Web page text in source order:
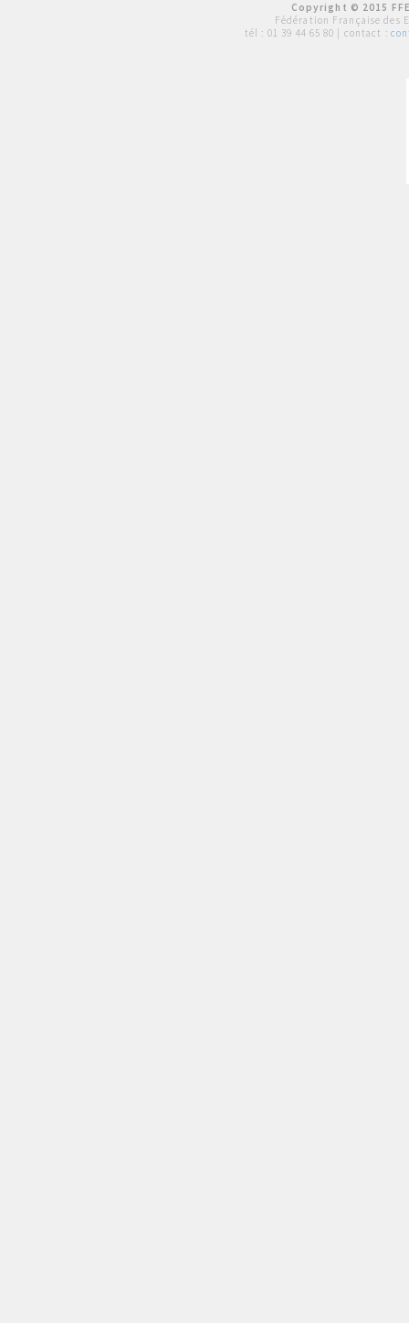
Copyright © 2015
Fédération Française des
tél : 01 39 44 65 80 | contact :